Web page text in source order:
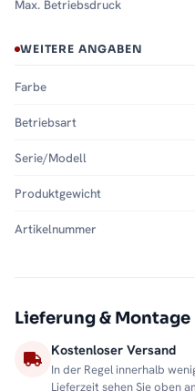
Max. Betriebsdruck
WEITERE ANGABEN
Farbe
Betriebsart
Serie/Modell
Produktgewicht
Artikelnummer
Lieferung & Montage
Kostenloser Versand
In der Regel innerhalb
Lieferzeit sehen Sie oben